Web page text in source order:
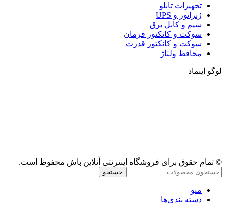
تجهیزات تابلو
ژنراتور و UPS
سیم و کابل برق
سوکت و کانکتور فرمان
سوکت و کانکتور قدرت
محافظ ولتاژ
لوگو اینماد
© تمام حقوق برای فروشگاه اینترنتی آنلاین باش محفوظ است.
جستجو
منو
دسته بندی‌ها